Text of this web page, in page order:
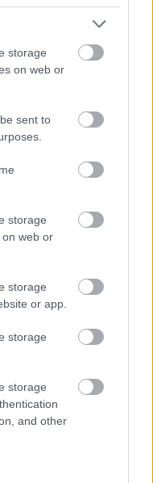
storage
on web or
sent to
storage
web or
storage
or app.
storage
storage
and other
Fotografie: Manzoni/NordicFocus
co vás zajímá.